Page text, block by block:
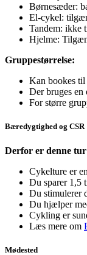
Børnesæder:
El-cykel:
Tandem: ikke
Hjelme:
Gruppestørrelse:
Kan bookes til
Der bruges en
For større
Bæredygtighed og CSR
Derfor er denne
Cykelture er
Du sparer 1,5
Du stimulerer
Du hjælper
Cykling er
Læs mere om
Mødested